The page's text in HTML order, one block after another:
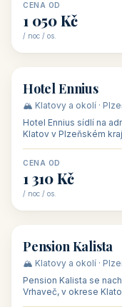
CENA OD
1 050 Kč
/ noc / os.
🏨 hotel
Hotel Ennius
🏔️ Klatovy a okolí ·
Hotel Ennius sídlí na
Klatov v Plzeňském
CENA OD
1 310 Kč
/ noc / os.
🏡 penzion
Pension Kalista
🏔️ Klatovy a okolí ·
Pension Kalista se
Vrhaveč, v okrese